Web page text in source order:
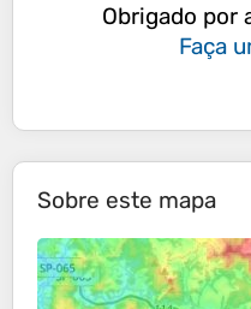
Obrigado
Faça
Sobre este mapa